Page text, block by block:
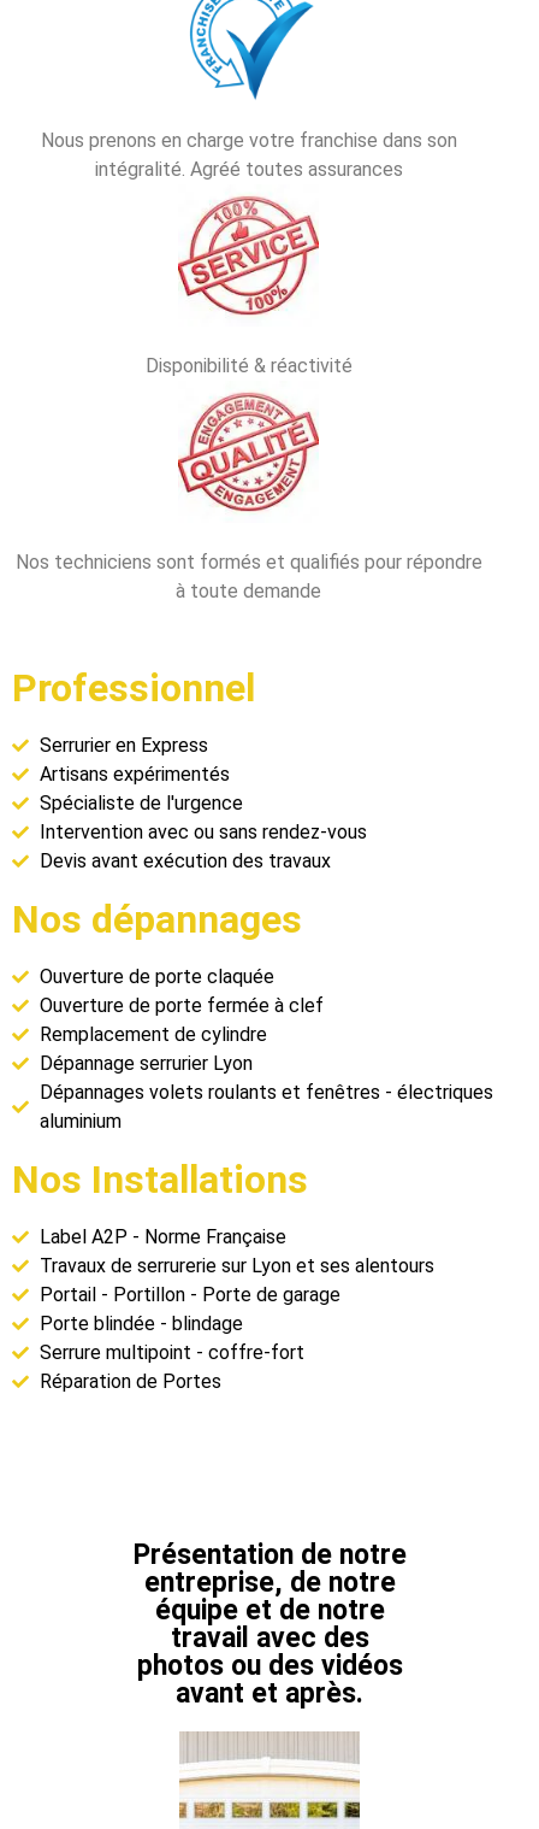
Nous prenons en charge votre franchise dans son
intégralité. Agréé toutes assurances
Disponibilité & réactivité
Nos techniciens sont formés et qualifiés pour répondre
à toute demande
Professionnel
Serrurier en Express
Artisans expérimentés
Spécialiste de l'urgence
Intervention avec ou sans rendez-vous
Devis avant exécution des travaux
Nos dépannages
Ouverture de porte claquée
Ouverture de porte fermée à clef
Remplacement de cylindre
Dépannage serrurier Lyon
Dépannages volets roulants et fenêtres - électriques
aluminium
Nos Installations
Label A2P - Norme Française
Travaux de serrurerie sur Lyon et ses alentours
Portail - Portillon - Porte de garage
Porte blindée - blindage
Serrure multipoint - coffre-fort
Réparation de Portes
Présentation de notre
entreprise, de notre
équipe et de notre
travail avec des
photos ou des vidéos
avant et après.